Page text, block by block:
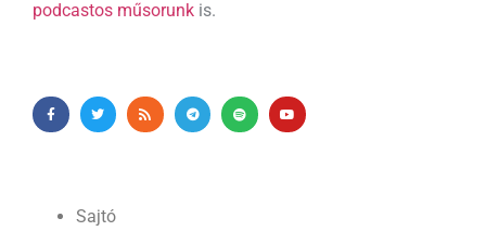
podcastos műsorunk is.
Sajtó